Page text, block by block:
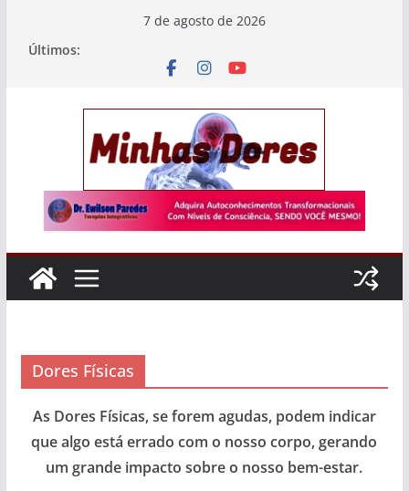
7 de agosto de 2026
Últimos:
Dores Físicas
As Dores Físicas, se forem agudas, podem indicar
que algo está errado com o nosso corpo, gerando
um grande impacto sobre o nosso bem-estar.